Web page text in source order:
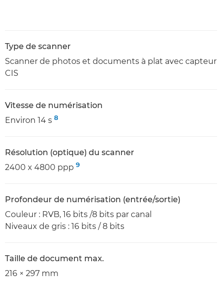
Type de scanner
Scanner de photos et documents à plat avec capteur
CIS
Vitesse de numérisation
Environ 14 s 8
Résolution (optique) du scanner
2400 x 4800 ppp 9
Profondeur de numérisation (entrée/sortie)
Couleur : RVB, 16 bits /8 bits par canal
Niveaux de gris : 16 bits / 8 bits
Taille de document max.
216 × 297 mm